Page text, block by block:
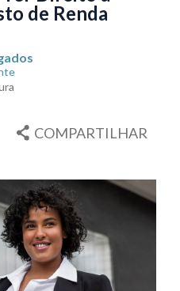
de Renda
COMPARTILHAR